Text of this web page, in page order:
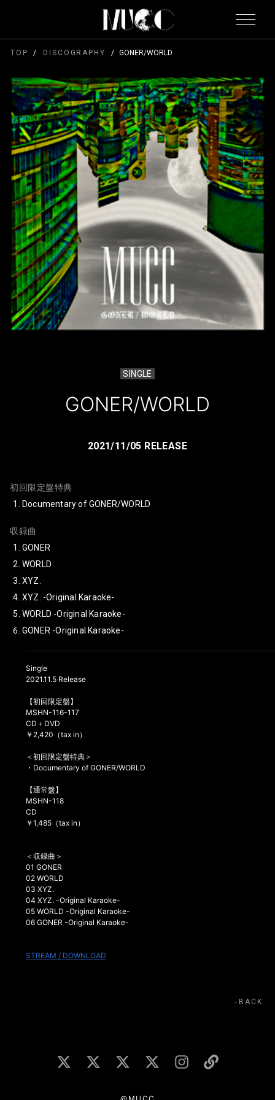
TOP DISCOGRAPHY GONER/WORLD
SINGLE
GONER/WORLD
2021/11/05 RELEASE
初回限定盤特典
Documentary of GONER/WORLD
収録曲
GONER
WORLD
XYZ.
XYZ. -Original Karaoke-
WORLD -Original Karaoke-
GONER -Original Karaoke-
Single
2021.11.5 Release
【初回限定盤】
MSHN-116-117
CD＋DVD
￥2,420（tax in）
＜初回限定盤特典＞
・Documentary of GONER/WORLD
【通常盤】
MSHN-118
CD
￥1,485（tax in）
＜収録曲＞
01 GONER
02 WORLD
03 XYZ.
04 XYZ. -Original Karaoke-
05 WORLD -Original Karaoke-
06 GONER -Original Karaoke-
STREAM / DOWNLOAD
BACK